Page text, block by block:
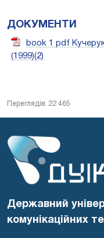
ДОКУМЕНТИ
book 1 pdf
(1999)(2)
Переглядів: 22 465
Державний
комунікаційних